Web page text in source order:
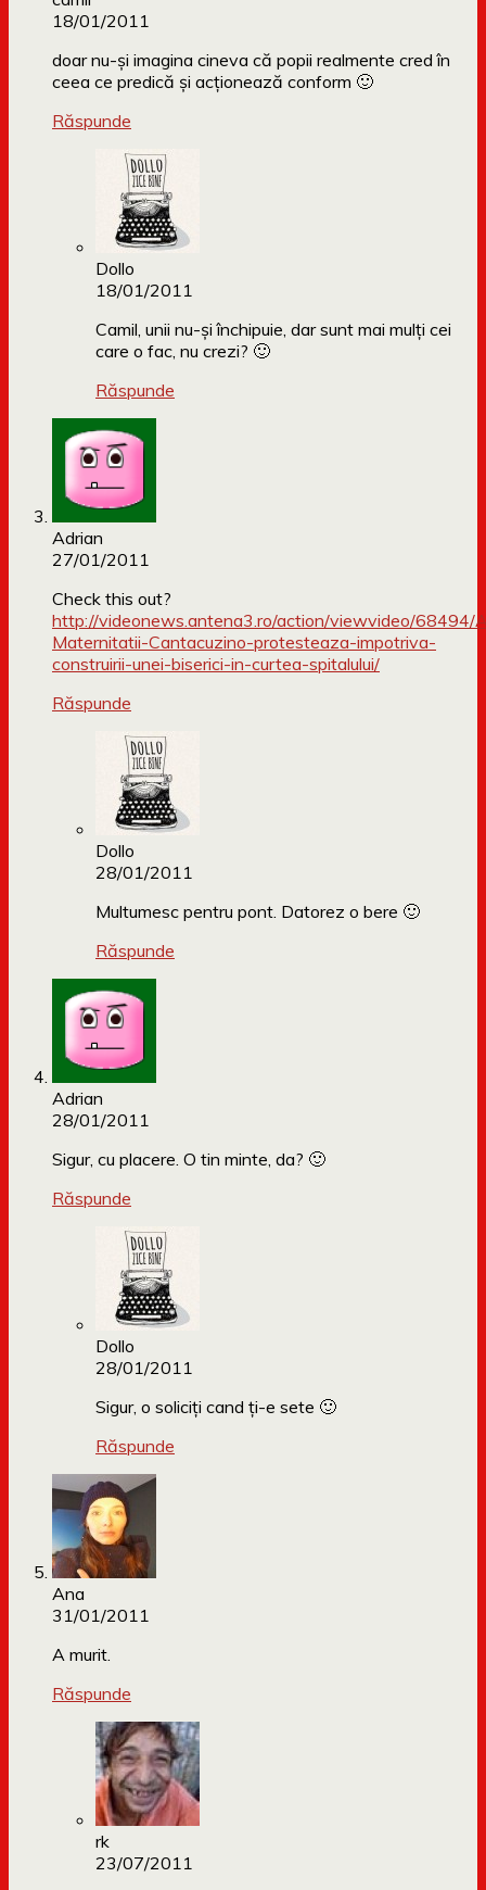
18/01/2011
doar nu-și imagina cineva că popii realmente cred în
ceea ce predică și acționează conform 🙂
Răspunde
Dollo
18/01/2011
Camil, unii nu-și închipuie, dar sunt mai mulți cei
care o fac, nu crezi? 🙂
Răspunde
Adrian
27/01/2011
Check this out?
http://videonews.antena3.ro/action/viewvideo/68494/
Maternitatii-Cantacuzino-protesteaza-impotriva-
construirii-unei-biserici-in-curtea-spitalului/
Răspunde
Dollo
28/01/2011
Multumesc pentru pont. Datorez o bere 🙂
Răspunde
Adrian
28/01/2011
Sigur, cu placere. O tin minte, da? 🙂
Răspunde
Dollo
28/01/2011
Sigur, o soliciți cand ți-e sete 🙂
Răspunde
Ana
31/01/2011
A murit.
Răspunde
rk
23/07/2011